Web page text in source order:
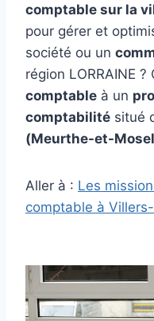
comptable sur la
pour gérer et
société ou un
région LORRAINE
comptable à un
comptabilité situé
(Meurthe-et-
Aller à : Les
comptable à